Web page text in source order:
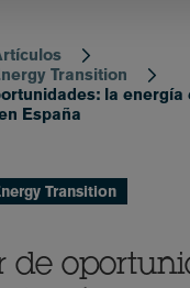
Transition
la energía
España
Transition
de